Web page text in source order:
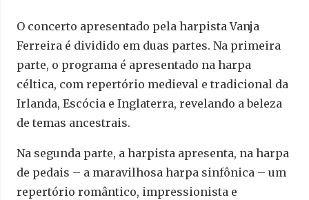
O concerto apresentado pela harpista Vanja
Ferreira é dividido em duas partes. Na primeira
parte, o programa é apresentado na harpa
céltica, com repertório medieval e tradicional da
Irlanda, Escócia e Inglaterra, revelando a beleza
de temas ancestrais.
Na segunda parte, a harpista apresenta, na harpa
de pedais – a maravilhosa harpa sinfônica – um
repertório romântico, impressionista e